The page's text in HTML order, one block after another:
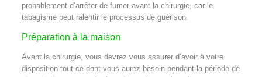
probablement d’arrêter de fumer avant la chirurgie, car le
tabagisme peut ralentir le processus de guérison.
Préparation à la maison
Avant la chirurgie, vous devrez vous assurer d’avoir à votre
disposition tout ce dont vous aurez besoin pendant la période de